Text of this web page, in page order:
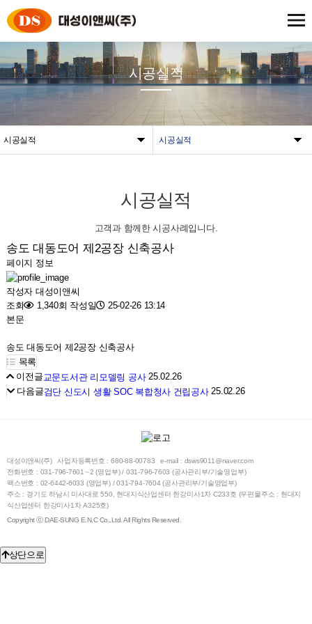
시공실적 시공실적
시공실적
시공실적
고객과 함께한 시공사례입니다.
송도 대동도어 제2공장 신축공사
페이지 정보
작성자 대성이앤씨
조회
1,340회 작성일
25-02-26 13:14
본문
송도 대동도어 제2공장 신축공사
목록
이전글 교문도서관 리모델링 공사 25.02.26
다음글검단 신도시 생활 SOC 복합청사 건립공사 25.02.26
대성이앤씨(주) 사업자등록번호 : 680-88-00783
e-mail : dsws9011@naver.com
전화번호 : 031-796-7601∼2 (영업부) / 031-796-7603 (공사관리부/기술영업부)
팩스번호 : 02-6442-6033 (영업부) / 031-794-7604 (공사관리부/기술영업부)
주소 : 경기도 하남시 미사대로 550, 현대지식산업센터 한강미사1차 C233호 (우편물주소 : 현대지
식산업센터 한강미사1차 A325호)
Copyright ⓒ DAE-SUNG E.N.C Co.,Ltd. All Rights Reserved.
상단으로